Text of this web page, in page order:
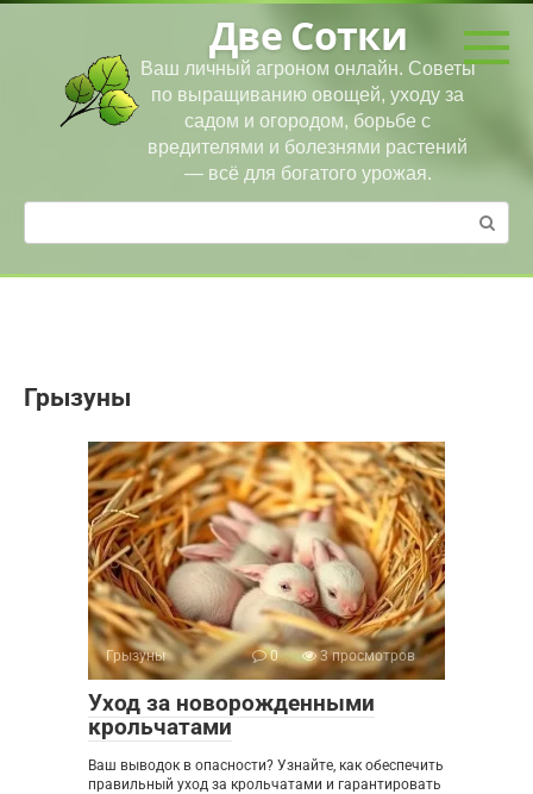
Перейти
Две Сотки
Ваш личный агроном онлайн. Советы
по выращиванию овощей, уходу за
садом и огородом, борьбе с
вредителями и болезнями растений
— всё для богатого урожая.
Поиск:
Грызуны
Грызуны 0 3 просмотров
Уход за новорожденными
крольчатами
Ваш выводок в опасности? Узнайте, как обеспечить
правильный уход за крольчатами и гарантировать